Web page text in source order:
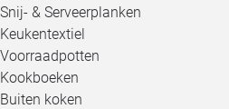
Snij- & Serveerplanken
Keukentextiel
Voorraadpotten
Kookboeken
Buiten koken